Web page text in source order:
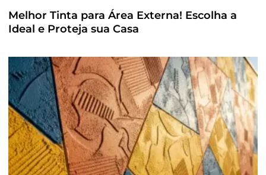
Melhor Tinta para Área Externa! Escolha a
Ideal e Proteja sua Casa